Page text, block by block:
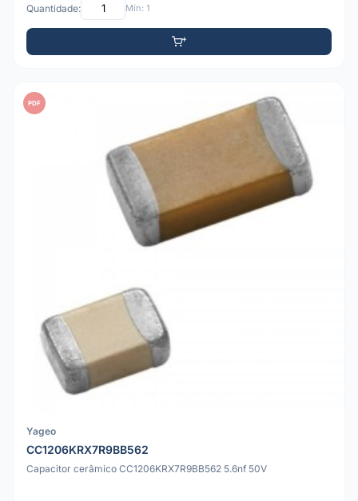
Quantidade: Mín: 1
PDF
Yageo
CC1206KRX7R9BB562
Capacitor cerâmico CC1206KRX7R9BB562 5.6nf 50V